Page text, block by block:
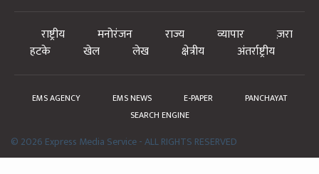
राष्ट्रीय मनोरंजन राज्य व्यापार
ज़रा
हटके
खेल लेख क्षेत्रीय अंतर्राष्ट्रीय
EMS AGENCY EMS NEWS E-PAPER
PANCHAYAT
SEARCH ENGINE
© 2026 Express Media Service - ALL RIGHTS RESERVED